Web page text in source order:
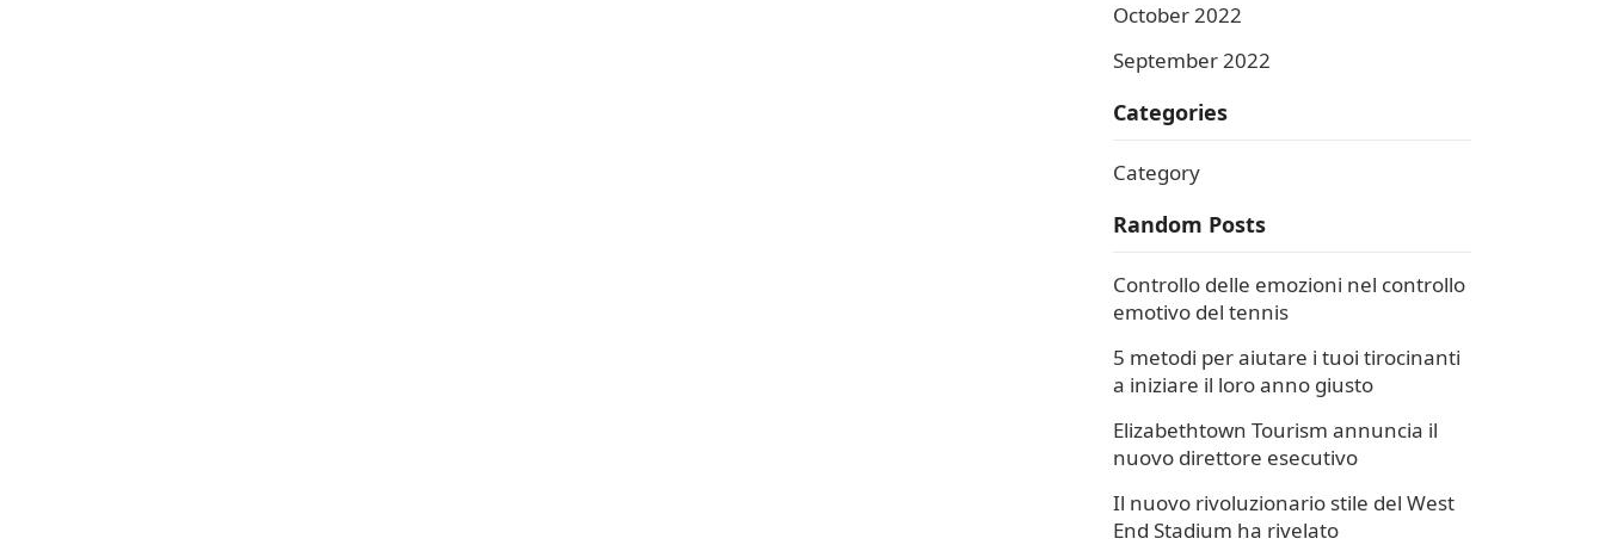
October 2022
September 2022
Categories
Category
Random Posts
Controllo delle emozioni nel controllo
emotivo del tennis
5 metodi per aiutare i tuoi tirocinanti
a iniziare il loro anno giusto
Elizabethtown Tourism annuncia il
nuovo direttore esecutivo
Il nuovo rivoluzionario stile del West
End Stadium ha rivelato